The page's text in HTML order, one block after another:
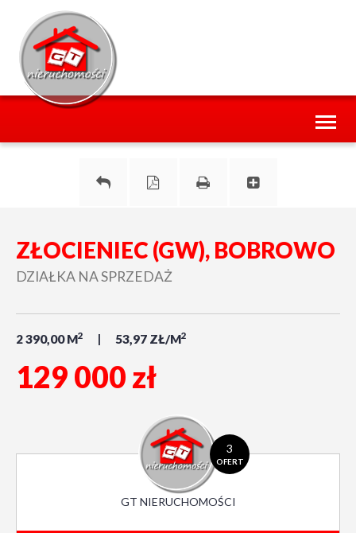
ZŁOCIENIEC (GW), BOBROWO
DZIAŁKA NA SPRZEDAŻ
2 390,00 M2 53,97 ZŁ/M2
129 000 zł
3
OFERT
GT NIERUCHOMOŚCI